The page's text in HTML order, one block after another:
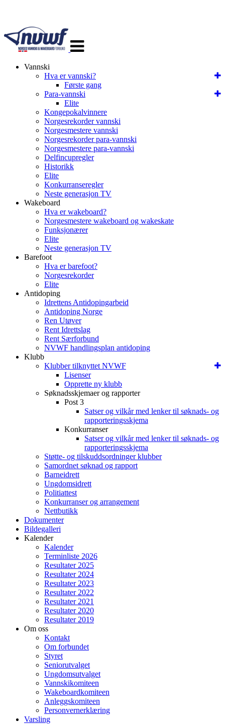
navigasjon
Vannski
Hva er vannski?
Første gang
Para-vannski
Elite
Kongepokalvinnere
Norgesrekorder vannski
Norgesmestere vannski
Norgesrekorder para-vannski
Norgesmestere para-vannski
Delfincupregler
Historikk
Elite
Konkurranseregler
Neste generasjon TV
Wakeboard
Hva er wakeboard?
Norgesmestere wakeboard og wakeskate
Funksjonærer
Elite
Neste generasjon TV
Barefoot
Hva er barefoot?
Norgesrekorder
Elite
Antidoping
Idrettens Antidopingarbeid
Antidoping Norge
Ren Utøver
Rent Idrettslag
Rent Særforbund
NVWF handlingsplan antidoping
Klubb
Klubber tilknyttet NVWF
Lisenser
Opprette ny klubb
Søknadsskjemaer og rapporter
Post 3
Satser og vilkår med lenker til søknads- og
rapporteringsskjema
Konkurranser
Satser og vilkår med lenker til søknads- og
rapporteringsskjema
Støtte- og tilskuddsordninger klubber
Samordnet søknad og rapport
Barneidrett
Ungdomsidrett
Politiattest
Konkurranser og arrangement
Nettbutikk
Dokumenter
Bildegalleri
Kalender
Kalender
Terminliste 2026
Resultater 2025
Resultater 2024
Resultater 2023
Resultater 2022
Resultater 2021
Resultater 2020
Resultater 2019
Om oss
Kontakt
Om forbundet
Styret
Seniorutvalget
Ungdomsutvalget
Vannskikomiteen
Wakeboardkomiteen
Anleggskomiteen
Personvernerklæring
Varsling